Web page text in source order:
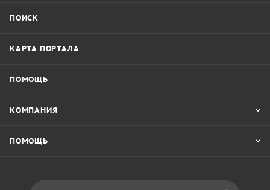
ПОИСК
КАРТА ПОРТАЛА
ПОМОЩЬ
КОМПАНИЯ
ПОМОЩЬ